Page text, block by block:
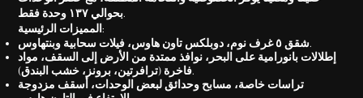
بحوالي ١٣٧ وحدة فقط
.
المميزات الرئيسية:
شقق ٥ غرف نوم، دوبلكس تاون هاوس، فيلات سحابية وبنتهاوس.
إطلالات بانورامية على البحر، نوافذ ممتدة من الأرض إلى السقف، مواد
فاخرة (ترافرتين، برونز، خشب البندق).
تراسات خاصة، مسابح وحدائق لبعض الوحدات، أسقف مزدوجة